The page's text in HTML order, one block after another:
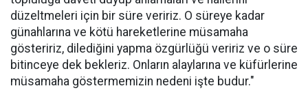
düzeltmeleri için bir süre veririz. O süreye kadar
günahlarına ve kötü hareketlerine müsamaha
gösteririz, dilediğini yapma özgürlüğü veririz ve o süre
bitinceye dek bekleriz. Onların alaylarına ve küfürlerine
müsamaha göstermemizin nedeni işte budur."